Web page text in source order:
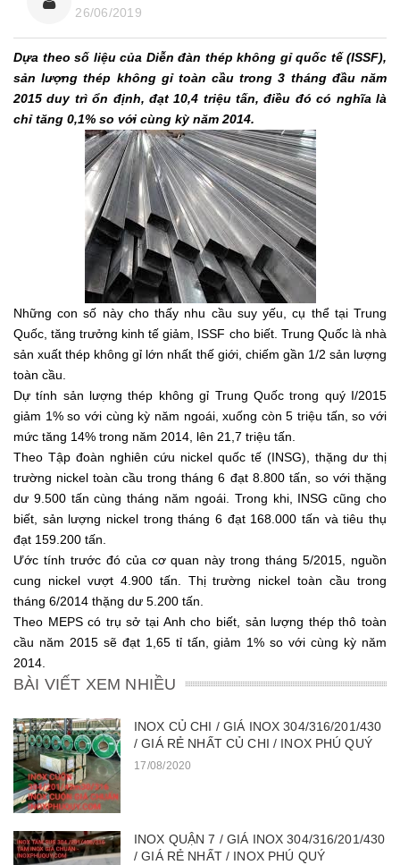
26/06/2019
Dựa theo số liệu của Diễn đàn thép không gỉ quốc tế (ISSF),
sản lượng thép không gỉ toàn cầu trong 3 tháng đầu năm
2015 duy trì ổn định, đạt 10,4 triệu tấn, điều đó có nghĩa là
chỉ tăng 0,1% so với cùng kỳ năm 2014.
Những con số này cho thấy nhu cầu suy yếu, cụ thể tại Trung
Quốc, tăng trưởng kinh tế giảm, ISSF cho biết. Trung Quốc là nhà
sản xuất thép không gỉ lớn nhất thế giới, chiếm gần 1/2 sản lượng
toàn cầu.
Dự tính sản lượng thép không gỉ Trung Quốc trong quý I/2015
giảm 1% so với cùng kỳ năm ngoái, xuống còn 5 triệu tấn, so với
mức tăng 14% trong năm 2014, lên 21,7 triệu tấn.
Theo Tập đoàn nghiên cứu nickel quốc tế (INSG), thặng dư thị
trường nickel toàn cầu trong tháng 6 đạt 8.800 tấn, so với thặng
dư 9.500 tấn cùng tháng năm ngoái. Trong khi, INSG cũng cho
biết, sản lượng nickel trong tháng 6 đạt 168.000 tấn và tiêu thụ
đạt 159.200 tấn.
Ước tính trước đó của cơ quan này trong tháng 5/2015, nguồn
cung nickel vượt 4.900 tấn. Thị trường nickel toàn cầu trong
tháng 6/2014 thặng dư 5.200 tấn.
Theo MEPS có trụ sở tại Anh cho biết, sản lượng thép thô toàn
cầu năm 2015 sẽ đạt 1,65 tỉ tấn, giảm 1% so với cùng kỳ năm
2014.
BÀI VIẾT XEM NHIỀU
INOX CỦ CHI / GIÁ INOX 304/316/201/430
/ GIÁ RẺ NHẤT CỦ CHI / INOX PHÚ QUÝ
17/08/2020
INOX QUẬN 7 / GIÁ INOX 304/316/201/430
/ GIÁ RẺ NHẤT / INOX PHÚ QUÝ